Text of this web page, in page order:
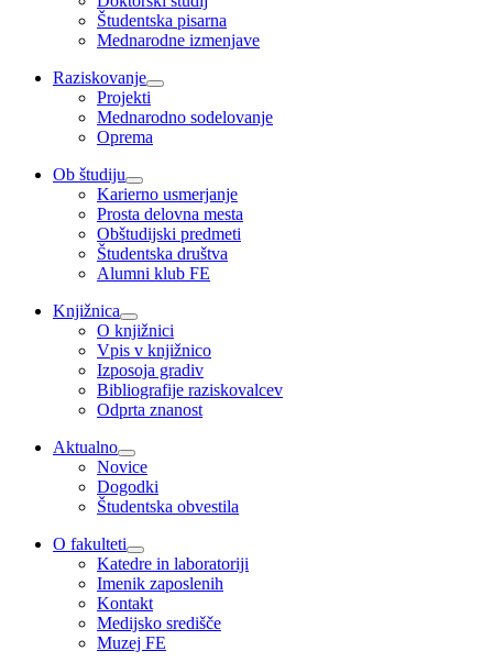
Študentska pisarna
Mednarodne izmenjave
Raziskovanje
Projekti
Mednarodno sodelovanje
Oprema
Ob študiju
Karierno usmerjanje
Prosta delovna mesta
Obštudijski predmeti
Študentska društva
Alumni klub FE
Knjižnica
O knjižnici
Vpis v knjižnico
Izposoja gradiv
Bibliografije raziskovalcev
Odprta znanost
Aktualno
Novice
Dogodki
Študentska obvestila
O fakulteti
Katedre in laboratoriji
Imenik zaposlenih
Kontakt
Medijsko središče
Muzej FE